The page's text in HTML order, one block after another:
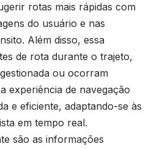
rotas mais rápidas com
do usuário e nas
Além disso, essa
de rota durante o trajeto,
ou ocorram
experiência de navegação
e eficiente, adaptando-se às
em tempo real.
são as informações